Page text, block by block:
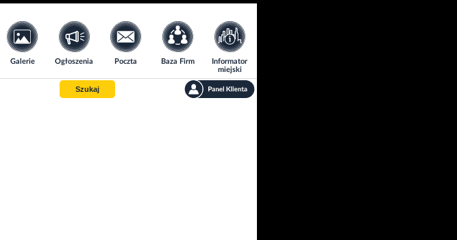
Galerie Ogłoszenia Poczta Baza Firm
Informator
miejski
Szukaj